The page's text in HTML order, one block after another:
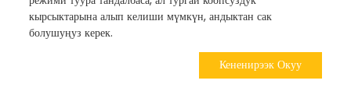
кырсыктарына алып келиши мүмкүн, андыктан сак
болушуңуз керек.
Кененирээк Окуу